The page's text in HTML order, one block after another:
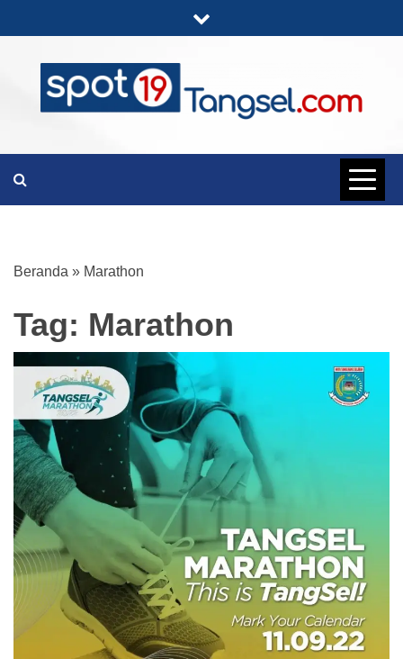
to
content
SPOT19
Beranda » Marathon
Tag: Marathon